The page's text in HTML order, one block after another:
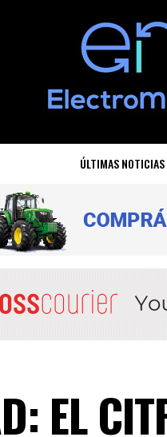
ÚLTIMAS NOTICIAS
EL